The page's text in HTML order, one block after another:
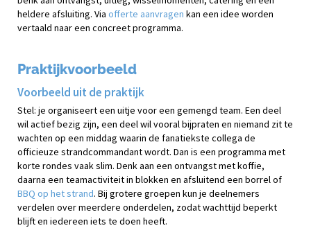
heldere afsluiting. Via offerte aanvragen kan een idee worden
vertaald naar een concreet programma.
Praktijkvoorbeeld
Voorbeeld uit de praktijk
Stel: je organiseert een uitje voor een gemengd team. Een deel
wil actief bezig zijn, een deel wil vooral bijpraten en niemand zit te
wachten op een middag waarin de fanatiekste collega de
officieuze strandcommandant wordt. Dan is een programma met
korte rondes vaak slim. Denk aan een ontvangst met koffie,
daarna een teamactiviteit in blokken en afsluitend een borrel of
BBQ op het strand. Bij grotere groepen kun je deelnemers
verdelen over meerdere onderdelen, zodat wachttijd beperkt
blijft en iedereen iets te doen heeft.